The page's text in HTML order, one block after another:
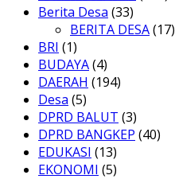
Berita Desa (33)
BERITA DESA(17)
BRI (1)
BUDAYA(4)
DAERAH (194)
Desa (5)
DPRD BALUT (3)
DPRD BANGKEP (40)
EDUKASI (13)
EKONOMI (5)